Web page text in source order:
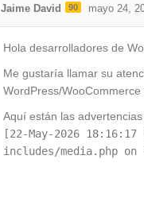
Jaime David 90 mayo 24,
Hola desarrolladores de
Me gustaría llamar su
WordPress/
Aquí están las advertencias
[22-May-2026
includes/media.php